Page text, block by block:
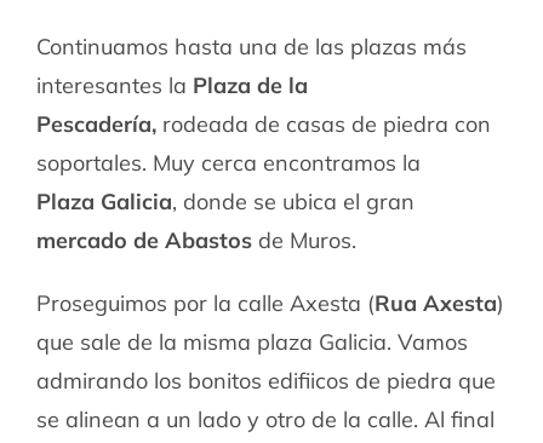
Continuamos hasta una de las plazas más
interesantes la Plaza de la
Pescadería, rodeada de casas de piedra con
soportales. Muy cerca encontramos la
Plaza Galicia, donde se ubica el gran
mercado de Abastosde Muros.
Proseguimos por la calle Axesta (Rua Axesta)
que sale de la misma plaza Galicia. Vamos
admirando los bonitos edifiicos de piedra que
se alinean a un lado y otro de la calle. Al final